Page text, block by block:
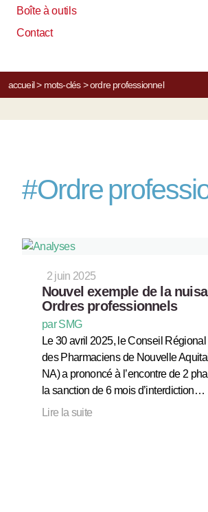
Boîte à outils
Contact
accueil> mots-clés> ordre professionnel
#Ordre
2 juin 2025
Nouvel exemple de la
Ordres professionnels
par SMG
Le 30 avril 2025, le Conseil Régional
des Pharmaciens de Nouvelle
NA) a prononcé à l’encontre de 2
la sanction de 6 mois d’interdiction…
Lire la suite